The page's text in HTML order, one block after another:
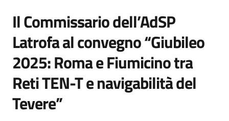
Il Commissario dell’AdSP
Latrofa al convegno “Giubileo
2025: Roma e Fiumicino tra
Reti TEN-T e navigabilità del
Tevere”